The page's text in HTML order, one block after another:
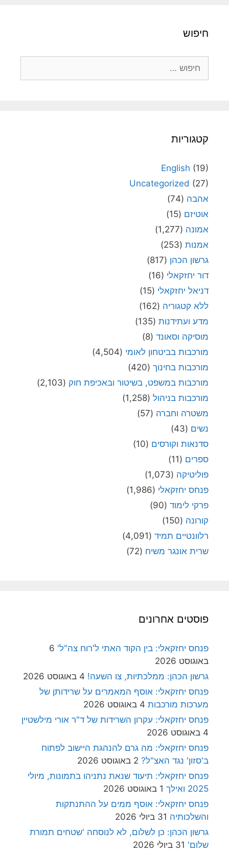
חיפוש
קטגוריות
English (19)
Uncategorized (27)
אהבה (74)
אוטיזם (15)
אמונה (1,277)
אמנות (253)
גרשון הכהן (817)
דור יחזקאלי (16)
דניאל יחזקאלי (15)
ללא קטגוריה (162)
מדע ועתידנות (135)
מוסיקה וסאונד (8)
מורכבות בביטחון לאומי (4,504)
מורכבות בחינוך (420)
מורכבות במשפט, בשיטור ובאכיפת חוק (2,103)
מורכבות בניהול (1,258)
משטרה וחברה (57)
נשים (43)
סדנאות וקורסים (10)
ספרים (11)
פוליטיקה (1,073)
פנחס יחזקאלי (1,986)
פרקי לימוד (90)
קורונה (150)
רלוונטיים תמיד (4,091)
שרית אונגר משיח (72)
פוסטים אחרונים
פנחס יחזקאלי: בין הקוד האתי ל'רוח צה"ל' 6
באוגוסט 2026
גרשון הכהן: ממלכתיות, צו השעה! 4 באוגוסט 2026
פנחס יחזקאלי: אוסף המאמרים על שרידותן של
מערכות מורכבות 4 באוגוסט 2026
פנחס יחזקאלי: עקרון השרידות של ד"ר אורי מילשטיין
4 באוגוסט 2026
פנחס יחזקאלי: מה גרם להנהגת היישוב לפתוח
ב'סזון' נגד האצ"ל? 2 באוגוסט 2026
פנחס יחזקאלי: תיעוד שנאת נתניהו בתמונות, מיולי
2025 ואילך
1 באוגוסט 2026
פנחס יחזקאלי: אוסף ממים על ההתנתקות
והשלכותיה 31 ביולי 2026
גרשון הכהן: כן לשלום, לא לנוסחה 'שטחים תמורת
שלום' 31 ביולי 2026